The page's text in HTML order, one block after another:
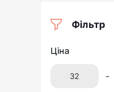
Фільтр
Ціна
-